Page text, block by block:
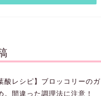
酸レシピ】ブロッコリーのガ
。間違った調理法に注意！